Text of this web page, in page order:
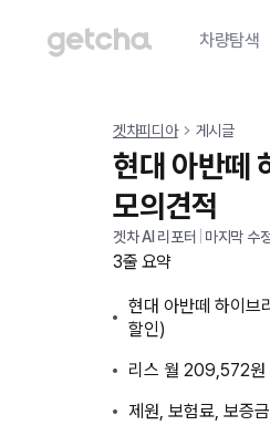
차량탐색
겟차피디아 게시글
현대 아반떼
모의견적
겟차 AI 리포터 마지막 수
3줄 요약
현대 아반떼 하이브
할인)
리스 월 209,572
제원, 보험료, 보증